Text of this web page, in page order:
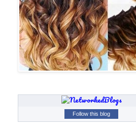
Follow this blog